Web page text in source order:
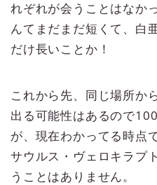
れぞれが会うことはなか
んてまだまだ短くて、白
だけ長いことか！
これから先、同じ場所か
出る可能性はあるので
が、現在わかってる時点
サウルス・ヴェロキラプ
うことはありません。